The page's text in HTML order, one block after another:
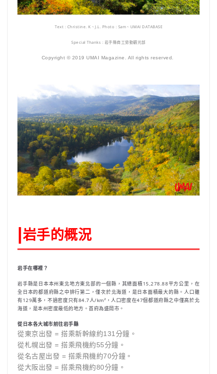
Text : Christine. K、J.L. Photo : Sam、UMAI DATABASE
Special Thanks : 岩手縣商工勞動觀光部
Copyright © 2019 UMAI Magazine. All rights reserved.
|岩手的概況
岩手在哪裡？
岩手縣是日本本州東北地方東北部的一個縣，其總面積15,278.88平方公里，在
全日本的都道府縣之中排行第二，僅次於北海道，是日本面積最大的縣。人口雖
有129萬多，不過密度只有84.7人/km²，人口密度在47個都道府縣之中僅高於北
海道，是本州密度最低的地方。首府為盛岡市。
從日本各大城市前往岩手縣
從東京出發 = 搭乘新幹線約131分鐘。
從札幌出發 = 搭乘飛機約55分鐘。
從名古屋出發 = 搭乘飛機約70分鐘。
從大阪出發 = 搭乘飛機約80分鐘。